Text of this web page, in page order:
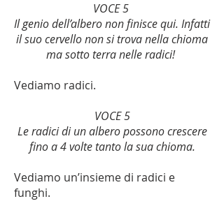
VOCE 5
Il genio dell’albero non finisce qui. Infatti
il suo cervello non si trova nella chioma
ma sotto terra nelle radici!
Vediamo radici.
VOCE 5
Le radici di un albero possono crescere
fino a 4 volte tanto la sua chioma.
Vediamo un’insieme di radici e
funghi.